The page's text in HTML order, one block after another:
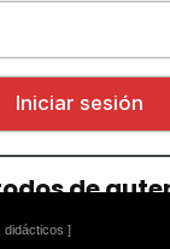
didácticos ]